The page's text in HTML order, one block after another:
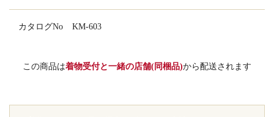
カタログNo KM-603
この商品は着物受付と一緒の店舗(同梱品)から配送されます